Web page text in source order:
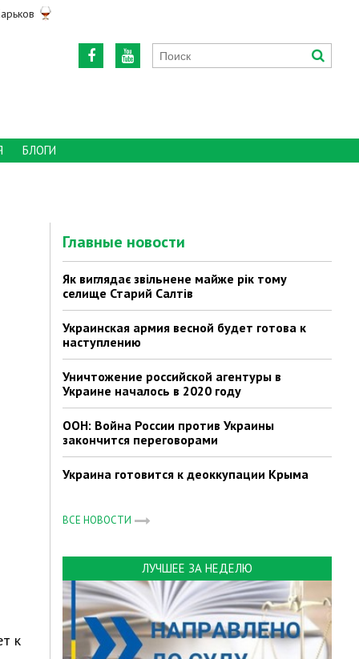
БЛОГИ
к
Главные новости
Як виглядає звільнене майже рік тому
селище Старий Салтів
Украинская армия весной будет готова к
наступлению
Уничтожение российской агентуры в
Украине началось в 2020 году
ООН: Война России против Украины
закончится переговорами
Украина готовится к деоккупации Крыма
ВСЕ НОВОСТИ
ЛУЧШЕЕ ЗА НЕДЕЛЮ